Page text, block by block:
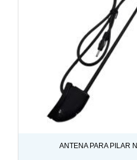
ANTENA PARA PILAR